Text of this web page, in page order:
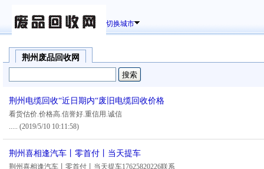
切换城市
荆州废品回收网
荆州电缆回收“近日期内“废旧电缆回收价格
看货估价.价格高.信誉好.重信用.诚信
..... (2019/5/10 10:11:58)
荆州喜相逢汽车丨零首付丨当天提车
荆州喜相逢汽车丨零首付丨当天提车17625820226联系